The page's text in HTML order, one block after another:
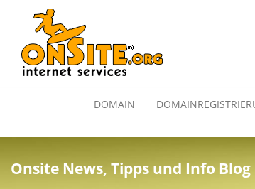
DOMAIN
Onsite News, Tipps und Info Blog